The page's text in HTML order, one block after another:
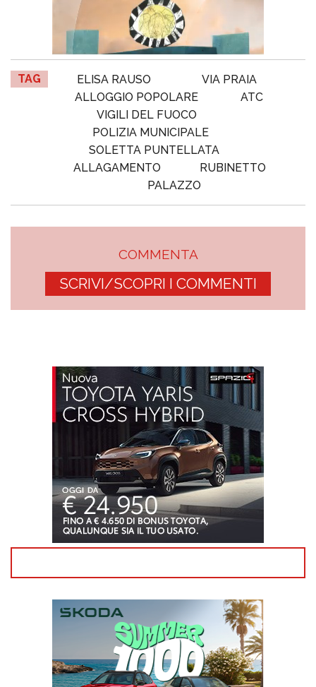
TAG ELISA RAUSO
VIA PRAIA
ALLOGGIO POPOLARE
ATC
VIGILI DEL FUOCO
POLIZIA MUNICIPALE
SOLETTA PUNTELLATA
ALLAGAMENTO
RUBINETTO
PALAZZO
COMMENTA
SCRIVI/SCOPRI I COMMENTI